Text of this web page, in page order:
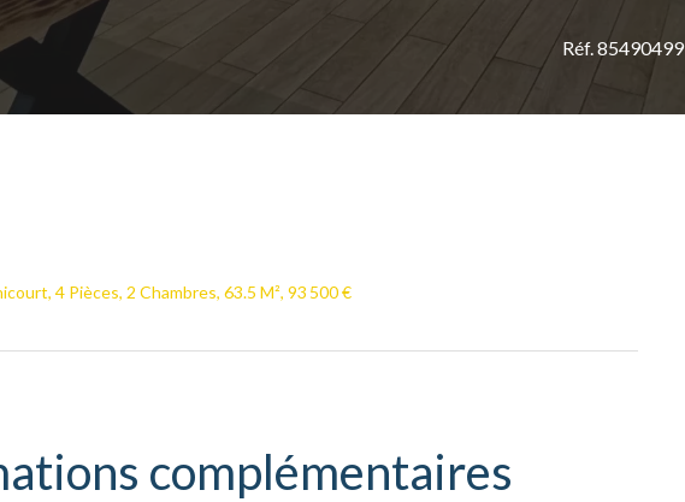
Réf. 85490499
4 Pièces, 2 Chambres, 63.5 M², 93 500 €
complémentaires